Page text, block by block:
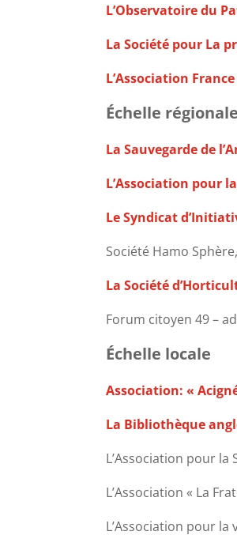
L’Observatoire du
La Société pour La
L’Association
Échelle
La Sauvegarde de
L’Association pour
Le Syndicat
Société Hamo
La Société
Forum citoyen 49 –
Échelle locale
Association: «
La Bibliothèque
L’Association pour la
L’Association « La
L’Association pour